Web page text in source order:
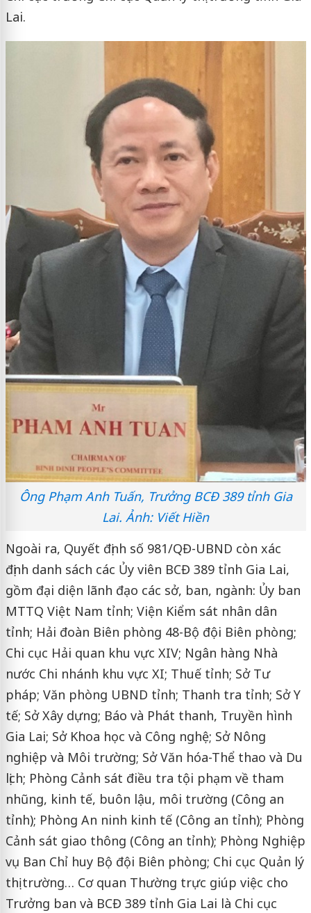
Lai.
Ông Phạm Anh Tuấn, Trưởng BCĐ 389 tỉnh Gia
Lai. Ảnh: Viết Hiền
Ngoài ra, Quyết định số 981/QĐ-UBND còn xác
định danh sách các Ủy viên BCĐ 389 tỉnh Gia Lai,
gồm đại diện lãnh đạo các sở, ban, ngành: Ủy ban
MTTQ Việt Nam tỉnh; Viện Kiểm sát nhân dân
tỉnh; Hải đoàn Biên phòng 48-Bộ đội Biên phòng;
Chi cục Hải quan khu vực XIV; Ngân hàng Nhà
nước Chi nhánh khu vực XI; Thuế tỉnh; Sở Tư
pháp; Văn phòng UBND tỉnh; Thanh tra tỉnh; Sở Y
tế; Sở Xây dựng; Báo và Phát thanh, Truyền hình
Gia Lai; Sở Khoa học và Công nghệ; Sở Nông
nghiệp và Môi trường; Sở Văn hóa-Thể thao và Du
lịch; Phòng Cảnh sát điều tra tội phạm về tham
nhũng, kinh tế, buôn lậu, môi trường (Công an
tỉnh); Phòng An ninh kinh tế (Công an tỉnh); Phòng
Cảnh sát giao thông (Công an tỉnh); Phòng Nghiệp
vụ Ban Chỉ huy Bộ đội Biên phòng; Chi cục Quản lý
thị trường… Cơ quan Thường trực giúp việc cho
Trưởng ban và BCĐ 389 tỉnh Gia Lai là Chi cục